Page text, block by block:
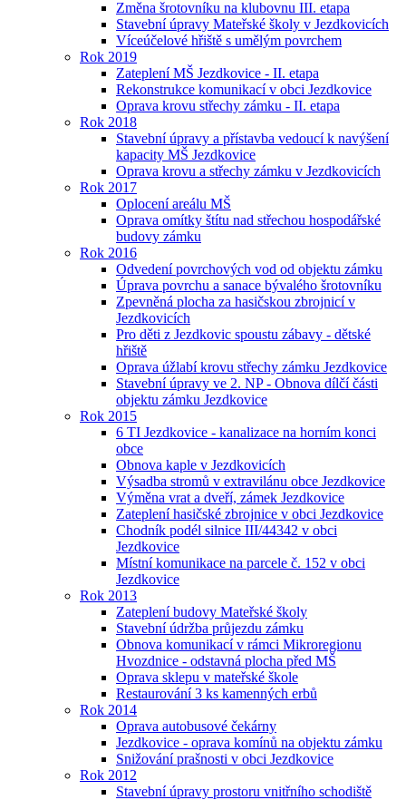
Změna šrotovníku na klubovnu III. etapa
Stavební úpravy Mateřské školy v Jezdkovicích
Víceúčelové hřiště s umělým povrchem
Rok 2019
Zateplení MŠ Jezdkovice - II. etapa
Rekonstrukce komunikací v obci Jezdkovice
Oprava krovu střechy zámku - II. etapa
Rok 2018
Stavební úpravy a přístavba vedoucí k navýšení
kapacity MŠ Jezdkovice
Oprava krovu a střechy zámku v Jezdkovicích
Rok 2017
Oplocení areálu MŠ
Oprava omítky štítu nad střechou hospodářské
budovy zámku
Rok 2016
Odvedení povrchových vod od objektu zámku
Úprava povrchu a sanace bývalého šrotovníku
Zpevněná plocha za hasičskou zbrojnicí v
Jezdkovicích
Pro děti z Jezdkovic spoustu zábavy - dětské
hřiště
Oprava úžlabí krovu střechy zámku Jezdkovice
Stavební úpravy ve 2. NP - Obnova dílčí části
objektu zámku Jezdkovice
Rok 2015
6 TI Jezdkovice - kanalizace na horním konci
obce
Obnova kaple v Jezdkovicích
Výsadba stromů v extravilánu obce Jezdkovice
Výměna vrat a dveří, zámek Jezdkovice
Zateplení hasičské zbrojnice v obci Jezdkovice
Chodník podél silnice III/44342 v obci
Jezdkovice
Místní komunikace na parcele č. 152 v obci
Jezdkovice
Rok 2013
Zateplení budovy Mateřské školy
Stavební údržba průjezdu zámku
Obnova komunikací v rámci Mikroregionu
Hvozdnice - odstavná plocha před MŠ
Oprava sklepu v mateřské škole
Restaurování 3 ks kamenných erbů
Rok 2014
Oprava autobusové čekárny
Jezdkovice - oprava komínů na objektu zámku
Snižování prašnosti v obci Jezdkovice
Rok 2012
Stavební úpravy prostoru vnitřního schodiště